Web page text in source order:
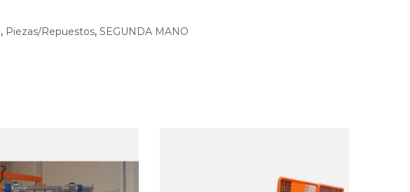
, Piezas/Repuestos, SEGUNDA MANO